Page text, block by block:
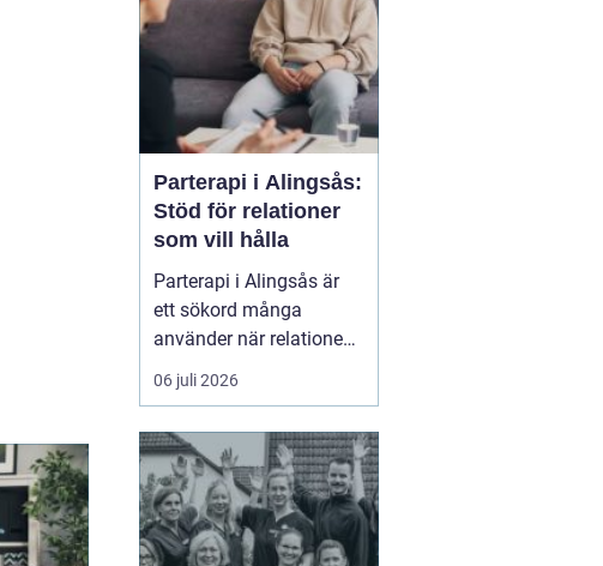
orsaken bak...
Parterapi i Alingsås:
Stöd för relationer
som vill hålla
Parterapi i Alingsås är
ett sökord många
använder när relationen
börjar skava och
vardagen känns mer
samarbete. När
konflikter upprepas,
tystnaden växer eller
avståndet kä...
06 juli 2026